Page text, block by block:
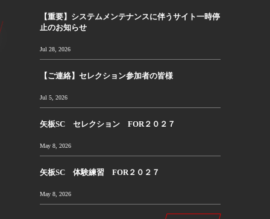
【重要】システムメンテナンスに伴うサイト一時停
止のお知らせ
Jul 28, 2026
【ご連絡】セレクション参加者の皆様
Jul 5, 2026
矢板SC セレクション FOR２０２７
May 8, 2026
矢板SC 体験練習 FOR２０２７
May 8, 2026